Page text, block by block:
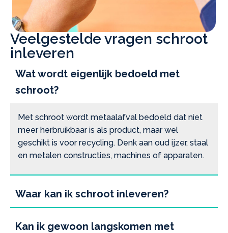
Veelgestelde vragen schroot
inleveren
Wat wordt eigenlijk bedoeld met
schroot?
Met schroot wordt metaalafval bedoeld dat niet
meer herbruikbaar is als product, maar wel
geschikt is voor recycling. Denk aan oud ijzer, staal
en metalen constructies, machines of apparaten.
Waar kan ik schroot inleveren?
Kan ik gewoon langskomen met